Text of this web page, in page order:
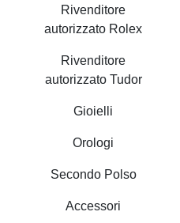
Rivenditore
autorizzato Rolex
Rivenditore
autorizzato Tudor
Gioielli
Orologi
Secondo Polso
Accessori